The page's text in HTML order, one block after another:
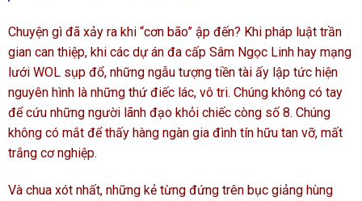
Chuyện gì đã xảy ra khi “cơn bão” ập đến? Khi pháp luật trần
gian can thiệp, khi các dự án đa cấp Sâm Ngọc Linh hay mạng
lưới WOL sụp đổ, những ngẫu tượng tiền tài ấy lập tức hiện
nguyên hình là những thứ điếc lác, vô tri. Chúng không có tay
để cứu những người lãnh đạo khỏi chiếc còng số 8. Chúng
không có mắt để thấy hàng ngàn gia đình tín hữu tan vỡ, mất
trắng cơ nghiệp.
Và chua xót nhất, những kẻ từng đứng trên bục giảng hùng